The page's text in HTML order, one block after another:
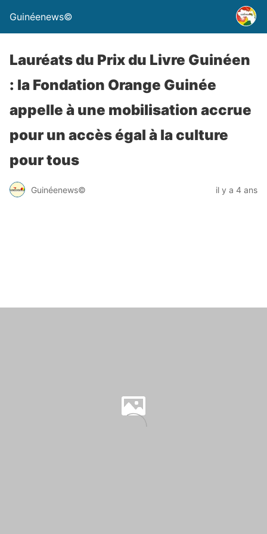
Guinéenews©
Lauréats du Prix du Livre Guinéen
: la Fondation Orange Guinée
appelle à une mobilisation accrue
pour un accès égal à la culture
pour tous
Guinéenews© il y a 4 ans